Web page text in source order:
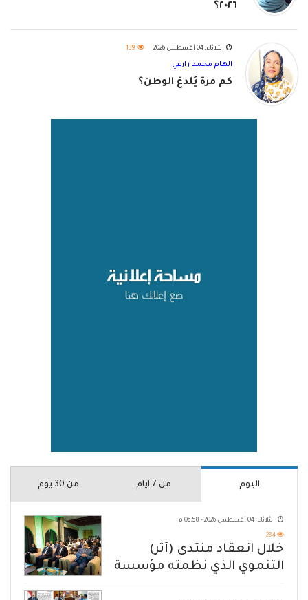
٢٠٢٦؟
الثلاثاء, 04 أغسطس 2026 139
الهام محمد زارعي
كم مرة يُلدغ الوطن؟
اليوم من 7 ايام من 30 يوم
الثلاثاء, 04 أغسطس 2026 - 06:58 م
284
خلال انعقاد منتدى (أثر)
التنموي الذي نظمته مؤسسة
حضرموت